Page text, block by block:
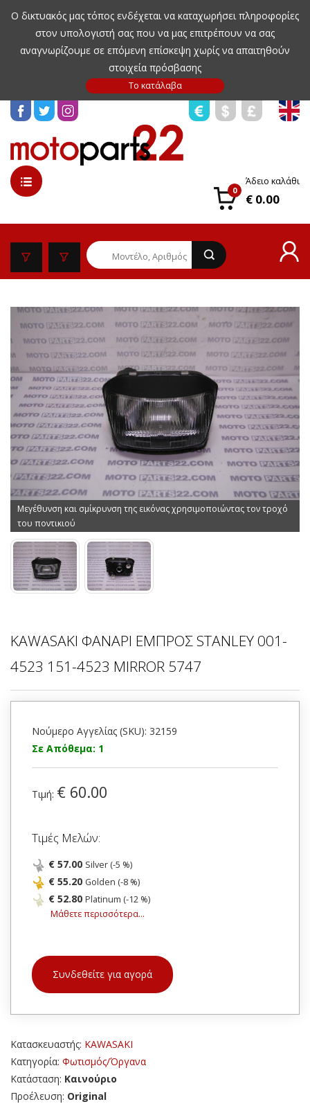
Ο δικτυακός μας τόπος ενδέχεται να καταχωρήσει πληροφορίες
στον υπολογιστή σας που να μας επιτρέπουν να σας
αναγνωρίζουμε σε επόμενη επίσκεψη χωρίς να απαιτηθούν
στοιχεία πρόσβασης
0
Άδειο καλάθι
€ 0.00
Μεγέθυνση και σμίκρυνση της εικόνας χρησιμοποιώντας τον τροχό
του ποντικιού
KAWASAKI ΦΑΝΑΡΙ ΕΜΠΡΟΣ STANLEY 001-
4523 151-4523 MIRROR 5747
Νούμερο Αγγελίας (SKU): 32159
Σε Απόθεμα: 1
Τιμή: € 60.00
Τιμές Μελών:
€ 57.00 Silver (-5 %)
€ 55.20 Golden (-8 %)
€ 52.80 Platinum (-12 %)
Μάθετε περισσότερα...
Συνδεθείτε για αγορά
Κατασκευαστής: KAWASAKI
Κατηγορία: Φωτισμός/Όργανα
Κατάσταση: Καινούριο
Προέλευση: Original